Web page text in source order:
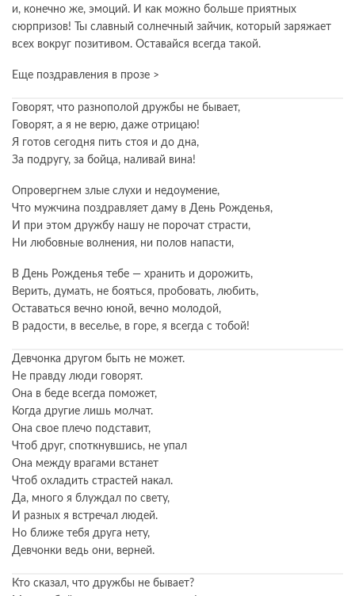
и, конечно же, эмоций. И как можно больше приятных
сюрпризов! Ты славный солнечный зайчик, который заряжает
всех вокруг позитивом. Оставайся всегда такой.
Еще поздравления в прозе >
Говорят, что разнополой дружбы не бывает,
Говорят, а я не верю, даже отрицаю!
Я готов сегодня пить стоя и до дна,
За подругу, за бойца, наливай вина!
Опровергнем злые слухи и недоумение,
Что мужчина поздравляет даму в День Рожденья,
И при этом дружбу нашу не порочат страсти,
Ни любовные волнения, ни полов напасти,
В День Рожденья тебе — хранить и дорожить,
Верить, думать, не бояться, пробовать, любить,
Оставаться вечно юной, вечно молодой,
В радости, в веселье, в горе, я всегда с тобой!
Девчонка другом быть не может.
Не правду люди говорят.
Она в беде всегда поможет,
Когда другие лишь молчат.
Она свое плечо подставит,
Чтоб друг, споткнувшись, не упал
Она между врагами встанет
Чтоб охладить страстей накал.
Да, много я блуждал по свету,
И разных я встречал людей.
Но ближе тебя друга нету,
Девчонки ведь они, верней.
Кто сказал, что дружбы не бывает?